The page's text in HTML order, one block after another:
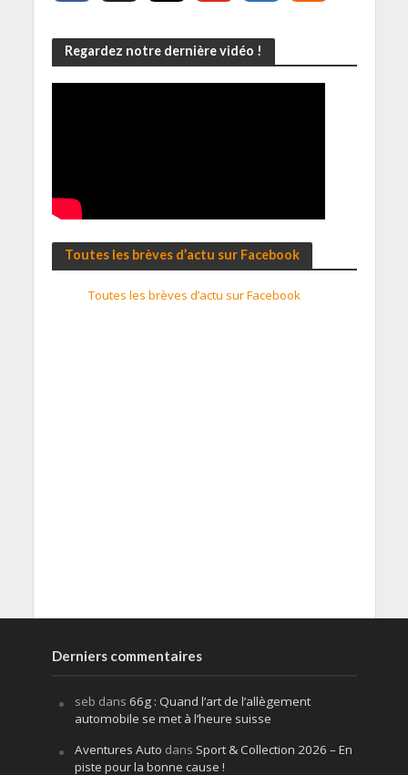
Regardez notre dernière vidéo !
Toutes les brèves d’actu sur Facebook
Toutes les brèves d’actu sur Facebook
Derniers commentaires
seb dans 66g : Quand l’art de l’allègement
automobile se met à l’heure suisse
Aventures Auto dans Sport & Collection 2026 – En
piste pour la bonne cause !